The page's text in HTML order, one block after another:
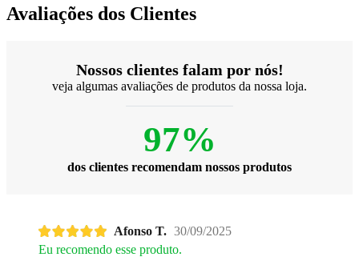
Avaliações dos Clientes
Nossos clientes falam por nós!
veja algumas avaliações de produtos da nossa loja.
97%
dos clientes recomendam nossos produtos
Afonso T. 30/09/2025
Eu recomendo esse produto.